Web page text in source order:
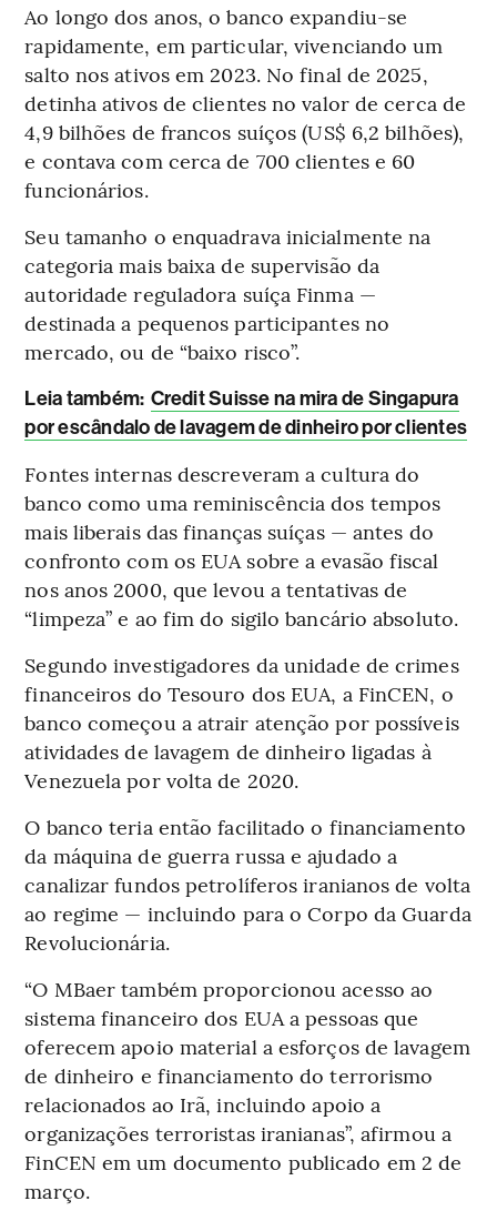
Ao longo dos anos, o banco expandiu-se
rapidamente, em particular, vivenciando um
salto nos ativos em 2023. No final de 2025,
detinha ativos de clientes no valor de cerca de
4,9 bilhões de francos suíços (US$ 6,2 bilhões),
e contava com cerca de 700 clientes e 60
funcionários.
Seu tamanho o enquadrava inicialmente na
categoria mais baixa de supervisão da
autoridade reguladora suíça Finma —
destinada a pequenos participantes no
mercado, ou de “baixo risco”.
Leia também: Credit Suisse na mira de Singapura
por escândalo de lavagem de dinheiro por clientes
Fontes internas descreveram a cultura do
banco como uma reminiscência dos tempos
mais liberais das finanças suíças — antes do
confronto com os EUA sobre a evasão fiscal
nos anos 2000, que levou a tentativas de
“limpeza” e ao fim do sigilo bancário absoluto.
Segundo investigadores da unidade de crimes
financeiros do Tesouro dos EUA, a FinCEN, o
banco começou a atrair atenção por possíveis
atividades de lavagem de dinheiro ligadas à
Venezuela por volta de 2020.
O banco teria então facilitado o financiamento
da máquina de guerra russa e ajudado a
canalizar fundos petrolíferos iranianos de volta
ao regime — incluindo para o Corpo da Guarda
Revolucionária.
“O MBaer também proporcionou acesso ao
sistema financeiro dos EUA a pessoas que
oferecem apoio material a esforços de lavagem
de dinheiro e financiamento do terrorismo
relacionados ao Irã, incluindo apoio a
organizações terroristas iranianas”, afirmou a
FinCEN em um documento publicado em 2 de
março.